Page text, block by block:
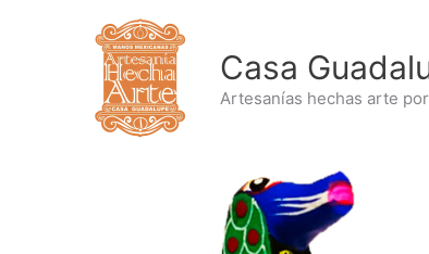
Casa
Artesanías hechas arte